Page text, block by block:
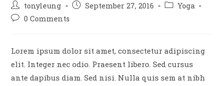
Post
author:
tonyleung
PostSeptember 27, 2016
PostYoga
Post0 Comments
Lorem ipsum dolor sit amet, consectetur adipiscing
elit. Integer nec odio. Praesent libero. Sed cursus
ante dapibus diam. Sed nisi. Nulla quis sem at nibh